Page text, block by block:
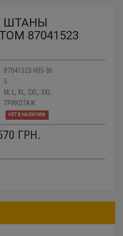
ШТАНЫ
87041523
87041523 H05-36
5
M, L, XL, 2XL, 3XL
ТРИКОТАЖ
НЕТ В НАЛИЧИИ
ГРН.